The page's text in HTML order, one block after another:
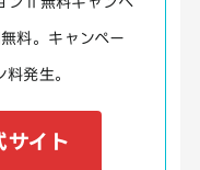
料。キャンペー
発生。
イト